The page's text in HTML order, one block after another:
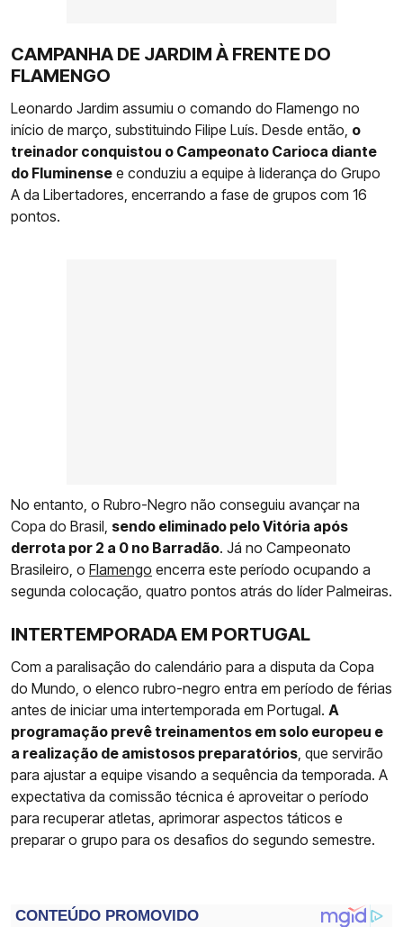
CAMPANHA DE JARDIM À FRENTE DO
FLAMENGO
Leonardo Jardim assumiu o comando do Flamengo no
início de março, substituindo Filipe Luís. Desde então, o
treinador conquistou o Campeonato Carioca diante
do Fluminense e conduziu a equipe à liderança do Grupo
A da Libertadores, encerrando a fase de grupos com 16
pontos.
No entanto, o Rubro-Negro não conseguiu avançar na
Copa do Brasil, sendo eliminado pelo Vitória após
derrota por 2 a 0 no Barradão. Já no Campeonato
Brasileiro, o Flamengo encerra este período ocupando a
segunda colocação, quatro pontos atrás do líder Palmeiras.
INTERTEMPORADA EM PORTUGAL
Com a paralisação do calendário para a disputa da Copa
do Mundo, o elenco rubro-negro entra em período de férias
antes de iniciar uma intertemporada em Portugal. A
programação prevê treinamentos em solo europeu e
a realização de amistosos preparatórios , que servirão
para ajustar a equipe visando a sequência da temporada. A
expectativa da comissão técnica é aproveitar o período
para recuperar atletas, aprimorar aspectos táticos e
preparar o grupo para os desafios do segundo semestre.